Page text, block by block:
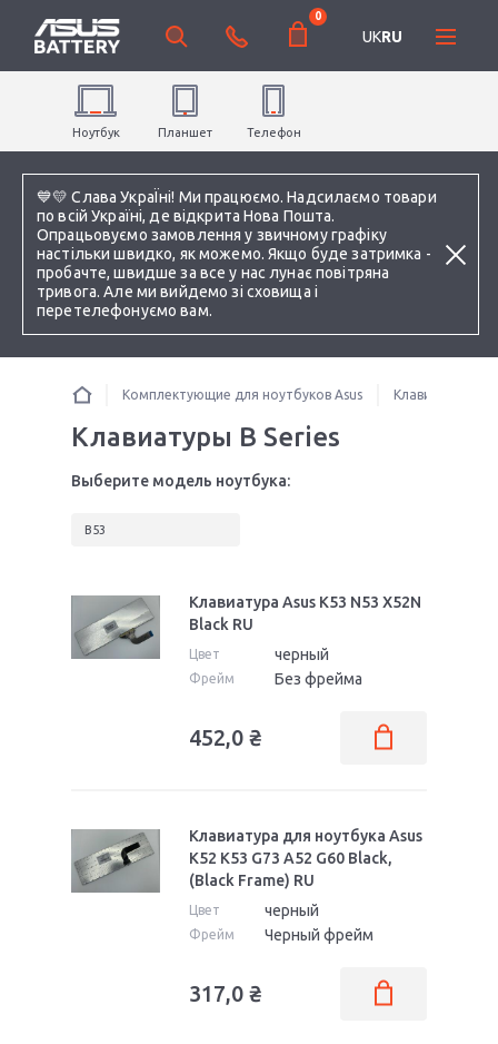
💙💛 Слава УкраЇні! Ми працюємо. Надсилаємо товари
по всій Україні, де відкрита Нова Пошта.
Опрацьовуємо замовлення у звичному графіку
настільки швидко, як можемо. Якщо буде затримка -
пробачте, швидше за все у нас лунає повітряна
тривога. Але ми вийдемо зі сховища і
перетелефонуємо вам.
0
UKRU
Ноутбук Планшет Телефон
Комплектующие для ноутбуков Asus Клавиатуры
Клавиатуры B Series
Выберите модель ноутбука:
B53
Клавиатура Asus K53 N53 X52N
Black RU
Цвет черный
Фрейм Без фрейма
452,0 ₴
Клавиатура для ноутбука Asus
K52 K53 G73 A52 G60 Black,
(Black Frame) RU
Цвет черный
Фрейм Черный фрейм
317,0 ₴